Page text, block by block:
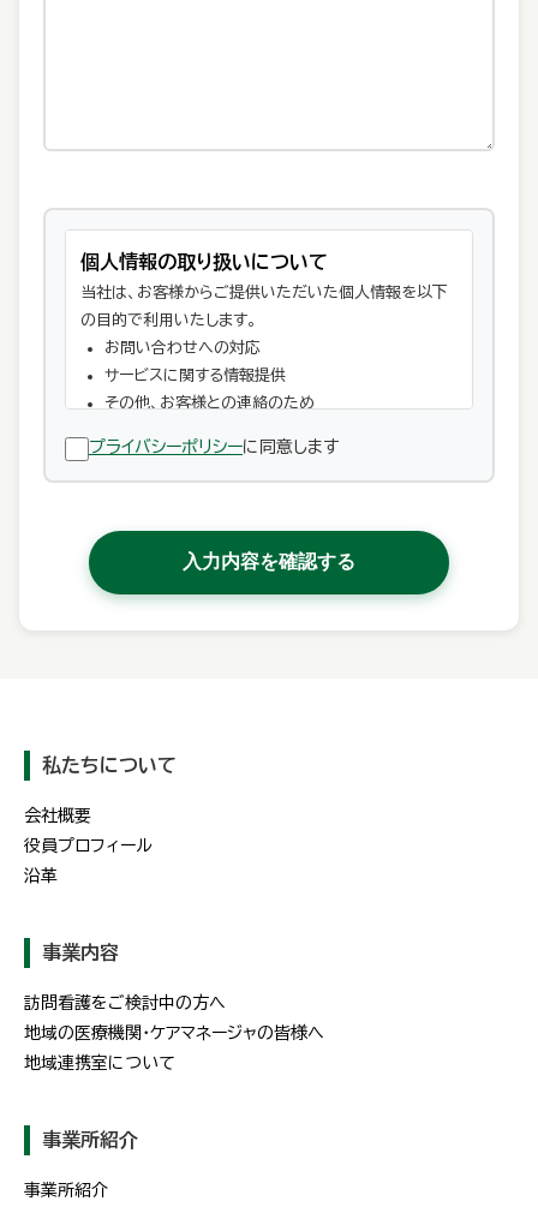
個人情報の取り扱いについて
当社は、お客様からご提供いただいた個人情報を以下
の目的で利用いたします。
お問い合わせへの対応
サービスに関する情報提供
その他、お客様との連絡のため
の同意なく第三者に提供することはありません。 詳しく
はプライバシーポリシーをご確認ください。
プライバシーポリシーに同意します
入力内容を確認する
私たちについて
会社概要
役員プロフィール
沿革
事業内容
訪問看護をご検討中の方へ
地域の医療機関・ケアマネージャの皆様へ
地域連携室について
事業所紹介
事業所紹介